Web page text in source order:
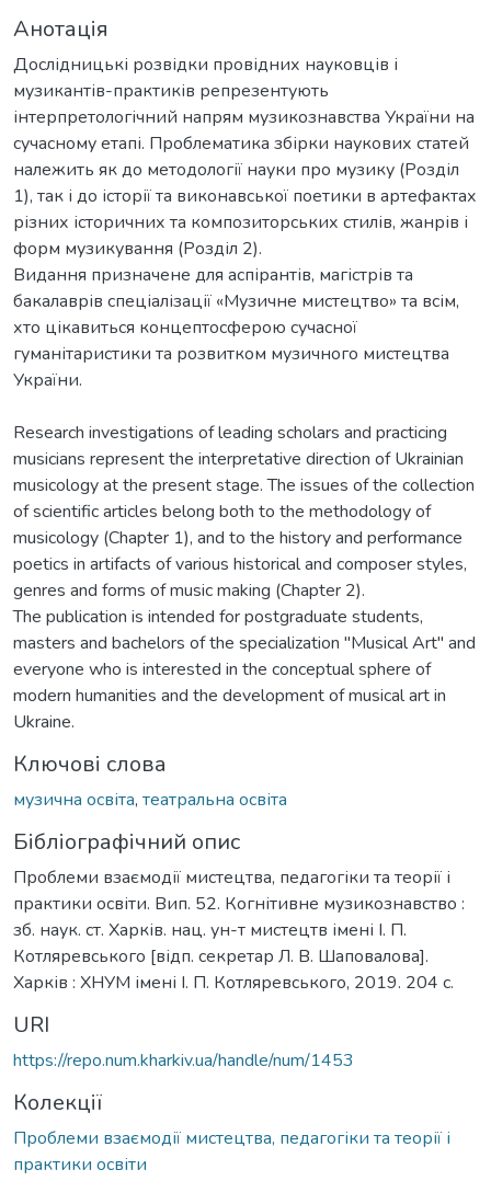
Анотація
Дослідницькі розвідки провідних науковців і
музикантів-практиків репрезентують
інтерпретологічний напрям музикознавства України на
сучасному етапі. Проблематика збірки наукових статей
належить як до методології науки про музику (Розділ
1), так і до історії та виконавської поетики в артефактах
різних історичних та композиторських стилів, жанрів і
форм музикування (Розділ 2).
Видання призначене для аспірантів, магістрів та
бакалаврів спеціалізації «Музичне мистецтво» та всім,
хто цікавиться концептосферою сучасної
гуманітаристики та розвитком музичного мистецтва
України.
Research investigations of leading scholars and practicing
musicians represent the interpretative direction of Ukrainian
musicology at the present stage. The issues of the collection
of scientific articles belong both to the methodology of
musicology (Chapter 1), and to the history and performance
poetics in artifacts of various historical and composer styles,
genres and forms of music making (Chapter 2).
The publication is intended for postgraduate students,
masters and bachelors of the specialization "Musical Art" and
everyone who is interested in the conceptual sphere of
modern humanities and the development of musical art in
Ukraine.
Ключові слова
музична освіта, театральна освіта
Бібліографічний опис
Проблеми взаємодії мистецтва, педагогіки та теорії і
практики освіти. Вип. 52. Когнітивне музикознавство :
зб. наук. ст. Харків. нац. ун-т мистецтв імені І. П.
Котляревського [відп. секретар Л. В. Шаповалова].
Харків : ХНУМ імені І. П. Котляревського, 2019. 204 с.
URI
https://repo.num.kharkiv.ua/handle/num/1453
Колекції
Проблеми взаємодії мистецтва, педагогіки та теорії і
практики освіти